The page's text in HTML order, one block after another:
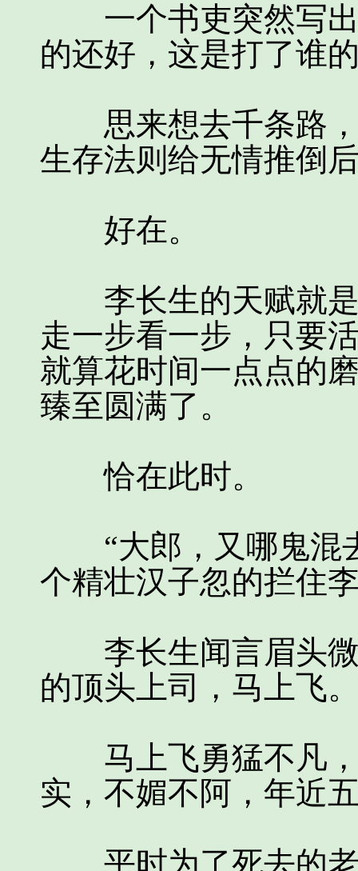
一个书吏突然写出
的还好，这是打了谁
思来想去千条路，
生存法则给无情推倒
好在。
李长生的天赋就是
走一步看一步，只要
就算花时间一点点的
臻至圆满了。
恰在此时。
“大郎，又哪鬼混
个精壮汉子忽的拦住
李长生闻言眉头微
的顶头上司，马上飞
马上飞勇猛不凡，
实，不媚不阿，年近
平时为了死去的老